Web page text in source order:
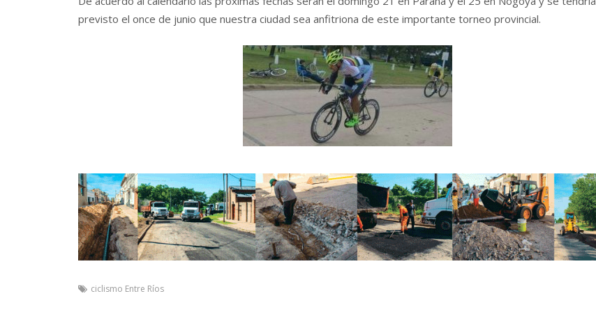
previsto el once de junio que nuestra ciudad sea anfitriona de este importante torneo provincial.
ciclismo Entre Ríos